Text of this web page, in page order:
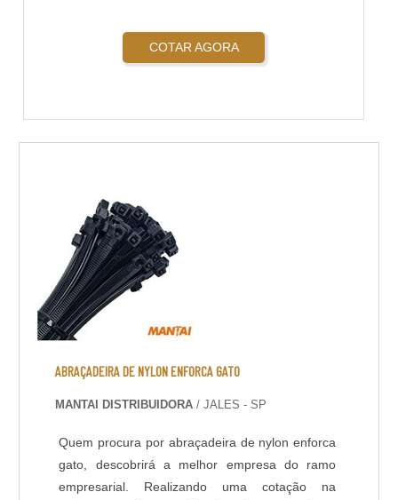
COTAR AGORA
ABRAÇADEIRA DE NYLON ENFORCA GATO
MANTAI DISTRIBUIDORA/ JALES - SP
Quem procura por abraçadeira de nylon enforca
gato, descobrirá a melhor empresa do ramo
empresarial. Realizando uma cotação na